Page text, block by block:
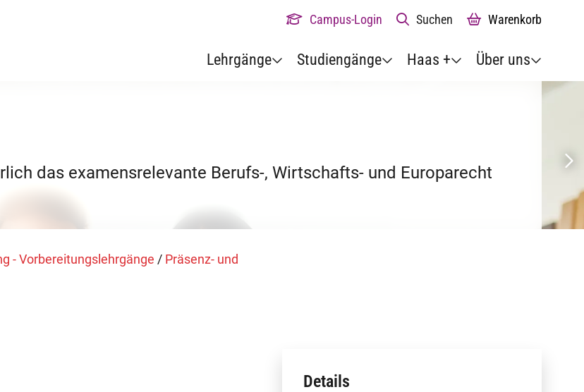
Campus-Login Suchen Warenkorb
Lehrgänge Studiengänge Haas + Über uns
das examensrelevante Berufs-, Wirtschafts- und Europarecht
- Vorbereitungslehrgänge / Präsenz- und
Details